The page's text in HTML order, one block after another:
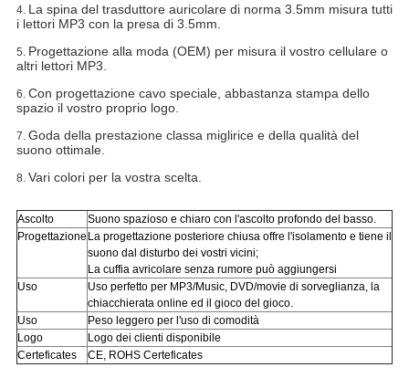
4. La spina del trasduttore auricolare di norma 3.5mm misura tutti
i lettori MP3 con la presa di 3.5mm.
5. Progettazione alla moda (OEM) per misura il vostro cellulare o
altri lettori MP3.
6. Con progettazione cavo speciale, abbastanza stampa dello
spazio il vostro proprio logo.
7. Goda della prestazione classa miglirice e della qualità del
suono ottimale.
8. Vari colori per la vostra scelta.
Ascolto
Suono spazioso e chiaro con l'ascolto profondo del basso.
Progettazione La progettazione posteriore chiusa offre l'isolamento e tiene il
suono dal disturbo dei vostri vicini;
La cuffia avricolare senza rumore può aggiungersi
Uso
Uso perfetto per MP3/Music, DVD/movie di sorveglianza, la
chiacchierata online ed il gioco del gioco.
Uso
Peso leggero per l'uso di comodità
Logo
Logo dei clienti disponibile
Certeficates
CE, ROHS Certeficates